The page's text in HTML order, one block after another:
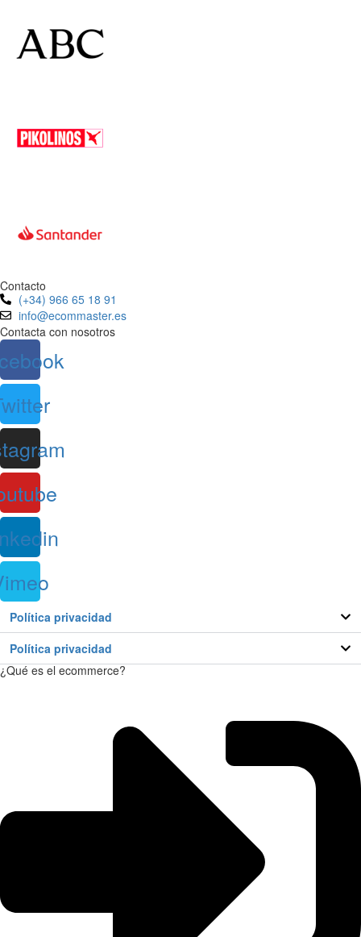
Contacto
(+34) 966 65 18 91
info@ecommaster.es
Contacta con nosotros
Política privacidad
Política privacidad
¿Qué es el ecommerce?